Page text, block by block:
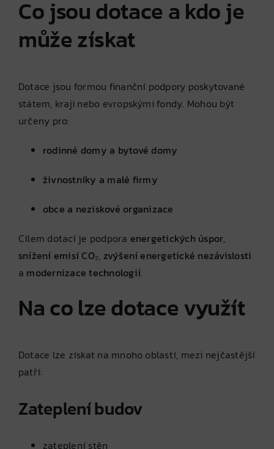
Co jsou dotace a kdo je
může získat
Dotace jsou formou finanční podpory poskytované
státem, kraji nebo evropskými fondy. Mohou být
určeny pro:
rodinné domy a bytové domy
živnostníky a malé firmy
obce a neziskové organizace
Cílem dotací je podpora energetických úspor,
snížení emisí CO₂, zvýšení energetické nezávislosti
a modernizace technologií.
Na co lze dotace využít
Dotace lze získat na mnoho oblastí, mezi nejčastější
patří:
Zateplení budov
zateplení stěn